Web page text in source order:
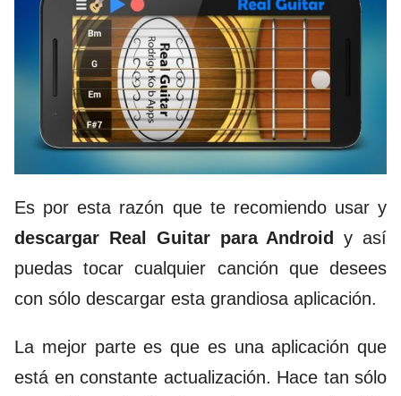
Es por esta razón que te recomiendo usar y
descargar Real Guitar para Android
y así
puedas tocar cualquier canción que desees
con sólo descargar esta grandiosa aplicación.
La mejor parte es que es una aplicación que
está en constante actualización. Hace tan sólo